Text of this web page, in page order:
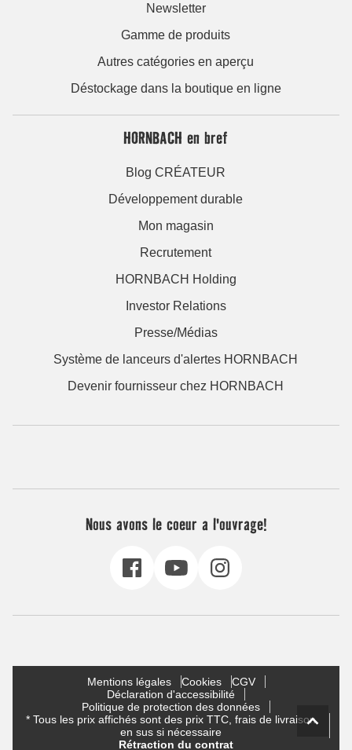
Newsletter
Gamme de produits
Autres catégories en aperçu
Déstockage dans la boutique en ligne
HORNBACH en bref
Blog CRÉATEUR
Développement durable
Mon magasin
Recrutement
HORNBACH Holding
Investor Relations
Presse/Médias
Système de lanceurs d'alertes HORNBACH
Devenir fournisseur chez HORNBACH
Nous avons le coeur a l'ouvrage!
Mentions légales Cookies
CGV
Déclaration d'accessibilité
Politique de protection des données
* Tous les prix affichés sont des prix TTC, frais de livraison
en sus si nécessaire
Rétraction du contrat